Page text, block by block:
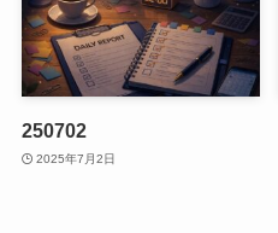
250702
2025年7月2日